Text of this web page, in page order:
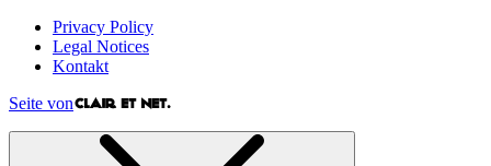
Privacy Policy
Legal Notices
Kontakt
Seite von